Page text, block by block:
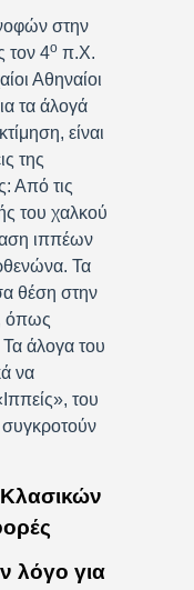
στην
τον 4ο π.Χ.
Αθηναίοι
τα άλογά
είναι
της
Από τις
του χαλκού
ιππέων
Τα
θέση στην
όπως
άλογα του
να
του
λόγο για